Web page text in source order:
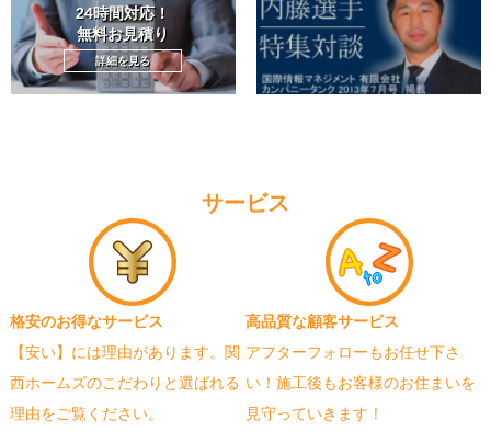
24時間対応！
無料お見積り
詳細を見る
サービス
格安のお得なサービス
【安い】には理由があります。関
西ホームズのこだわりと選ばれる
理由をご覧ください。
高品質な顧客サービス
アフターフォローもお任せ下さ
い！施工後もお客様のお住まいを
見守っていきます！